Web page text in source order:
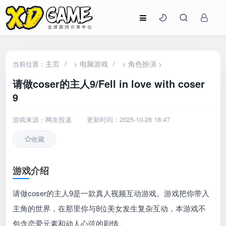
当前位置： 主页 / > 电脑游戏 / >角色扮演 >
请做coser的主人9/Fell in love with coser
9
游戏来源：网友投递 更新时间：2025-10-28 18:47
收藏
游戏介绍
请做coser的主人9是一款真人视频互动游戏。游戏把你带入
主角的世界，在那里你与8位美女发生复杂互动，本游戏不
包含恋爱元素和动人心弦的剧情。